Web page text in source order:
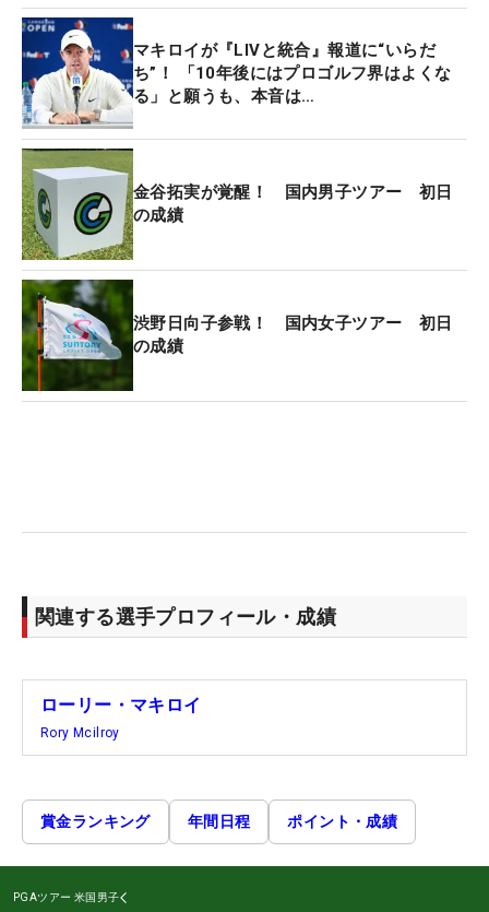
マキロイが『LIVと統合』報道に“いらだ
ち”！ 「10年後にはプロゴルフ界はよくな
る」と願うも、本音は…
金谷拓実が覚醒！ 国内男子ツアー 初日
の成績
渋野日向子参戦！ 国内女子ツアー 初日
の成績
関連する選手プロフィール・成績
ローリー・マキロイ
Rory Mcilroy
賞金ランキング 年間日程 ポイント・成績
PGAツアー 米国男子